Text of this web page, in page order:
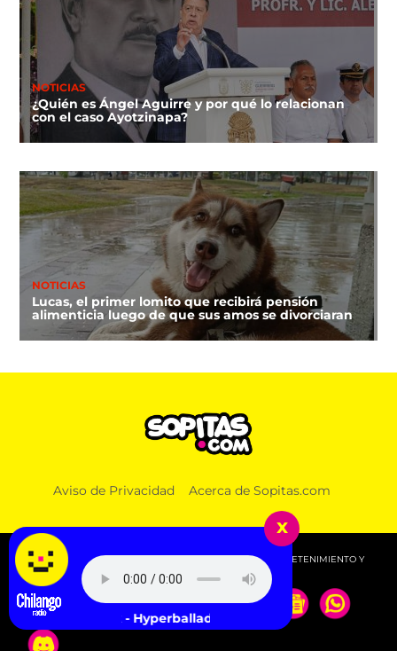
NOTICIAS
¿Quién es Ángel Aguirre y por qué lo relacionan
con el caso Ayotzinapa?
NOTICIAS
Lucas, el primer lomito que recibirá pensión
alimenticia luego de que sus amos se divorciaran
Aviso de Privacidad Acerca de Sopitas.com
© 2026 SOPITAS.COM - MÚSICA, NOTICIAS, DEPORTES, ENTRETENIMIENTO Y
MÁS!.
x
Björk - Hyperballad